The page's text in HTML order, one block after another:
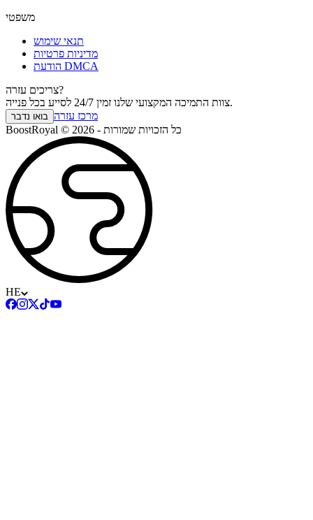
משפטי
תנאי שימוש
מדיניות פרטיות
הודעת DMCA
צריכים עזרה?
צוות התמיכה המקצועי שלנו זמין 24/7 לסייע בכל פנייה.
בואו נדבר מרכז עזרה
BoostRoyal © 2026 - כל הזכויות שמורות
HE